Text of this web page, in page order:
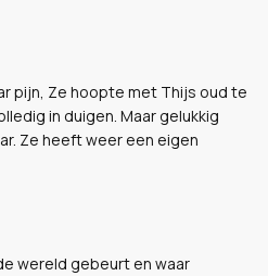
pijn, Ze hoopte met Thijs oud te
in duigen. Maar gelukkig
Ze heeft weer een eigen
wereld gebeurt en waar